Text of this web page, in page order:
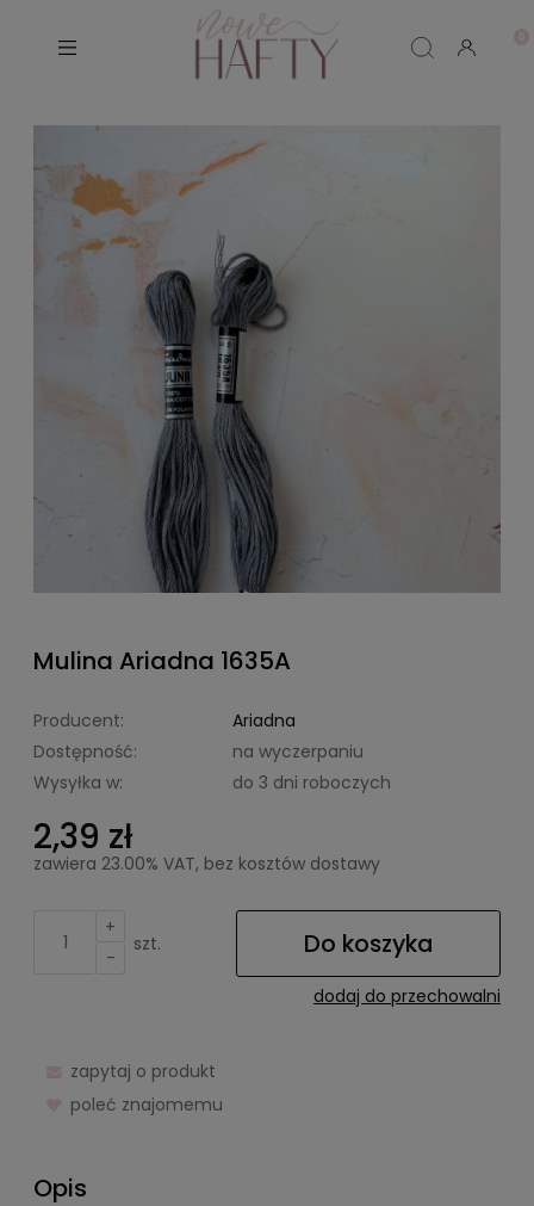
Mulina Ariadna 1635A
Producent:
Ariadna
Dostępność:
na wyczerpaniu
Wysyłka w:
do 3 dni roboczych
2,39 zł
zawiera 23.00% VAT, bez kosztów dostawy
+
-
szt. Do koszyka
dodaj do przechowalni
zapytaj o produkt
poleć znajomemu
Opis